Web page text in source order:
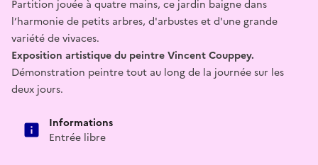
Partition jouée à quatre mains, ce jardin baigne dans
l’harmonie de petits arbres, d'arbustes et d'une grande
variété de vivaces.
Exposition artistique du peintre Vincent Couppey.
Démonstration peintre tout au long de la journée sur les
deux jours.
Informations
Entrée libre